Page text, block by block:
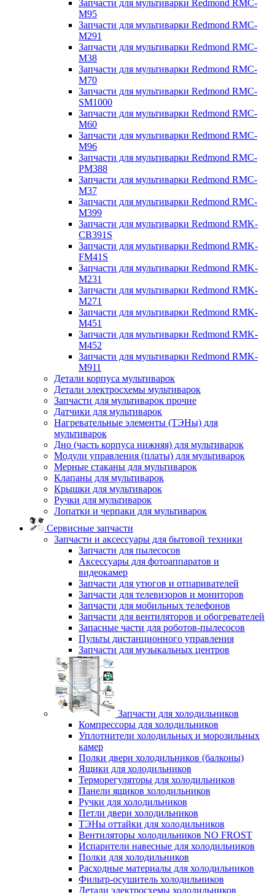
Запчасти для мультиварки Redmond RMC-
M95
Запчасти для мультиварки Redmond RMC-
M291
Запчасти для мультиварки Redmond RMC-
M38
Запчасти для мультиварки Redmond RMC-
M70
Запчасти для мультиварки Redmond RMC-
SM1000
Запчасти для мультиварки Redmond RMC-
M60
Запчасти для мультиварки Redmond RMC-
M96
Запчасти для мультиварки Redmond RMC-
PM388
Запчасти для мультиварки Redmond RMC-
M37
Запчасти для мультиварки Redmond RMC-
M399
Запчасти для мультиварки Redmond RMK-
CB391S
Запчасти для мультиварки Redmond RMK-
FM41S
Запчасти для мультиварки Redmond RMK-
M231
Запчасти для мультиварки Redmond RMK-
M271
Запчасти для мультиварки Redmond RMK-
M451
Запчасти для мультиварки Redmond RMK-
M452
Запчасти для мультиварки Redmond RMK-
M911
Детали корпуса мультиварок
Детали электросхемы мультиварок
Запчасти для мультиварок прочие
Датчики для мультиварок
Нагревательные элементы (ТЭНы) для
мультиварок
Дно (часть корпуса нижняя) для мультиварок
Модули управления (платы) для мультиварок
Мерные стаканы для мультиварок
Клапаны для мультиварок
Крышки для мультиварок
Ручки для мультиварок
Лопатки и черпаки для мультиварок
Сервисные запчасти
Запчасти и аксессуары для бытовой техники
Запчасти для пылесосов
Аксессуары для фотоаппаратов и
видеокамер
Запчасти для утюгов и отпаривателей
Запчасти для телевизоров и мониторов
Запчасти для мобильных телефонов
Запчасти для вентиляторов и обогревателей
Запасные части для роботов-пылесосов
Пульты дистанционного управления
Запчасти для музыкальных центров
Запчасти для холодильников
Компрессоры для холодильников
Уплотнители холодильных и морозильных
камер
Полки двери холодильников (балконы)
Ящики для холодильников
Терморегуляторы для холодильников
Панели ящиков холодильников
Ручки для холодильников
Петли двери холодильников
ТЭНы оттайки для холодильников
Вентиляторы холодильников NO FROST
Испарители навесные для холодильников
Полки для холодильников
Расходные материалы для холодильников
Фильтр-осушитель холодильников
Детали электросхемы холодильников